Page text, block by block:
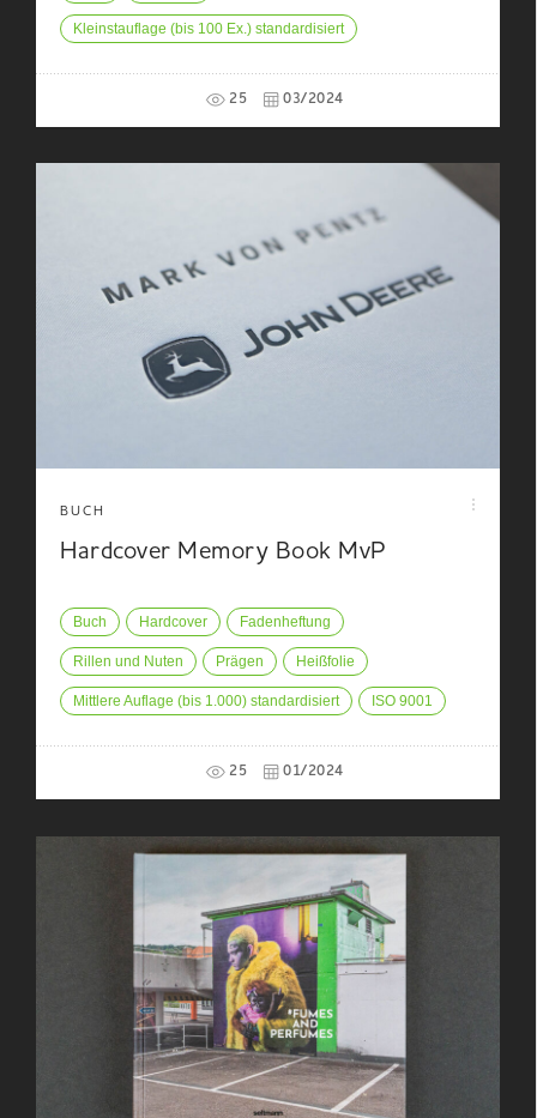
Kleinstauflage (bis 100 Ex.) standardisiert
25 03/2024
BUCH
Hardcover Memory Book MvP
Buch Hardcover Fadenheftung
Rillen und Nuten Prägen Heißfolie
Mittlere Auflage (bis 1.000) standardisiert ISO 9001
25 01/2024